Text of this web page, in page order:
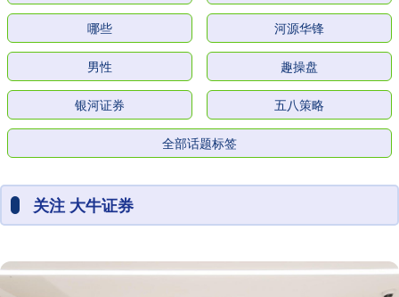
哪些 河源华锋
男性 趣操盘
银河证券 五八策略
全部话题标签
关注 大牛证券